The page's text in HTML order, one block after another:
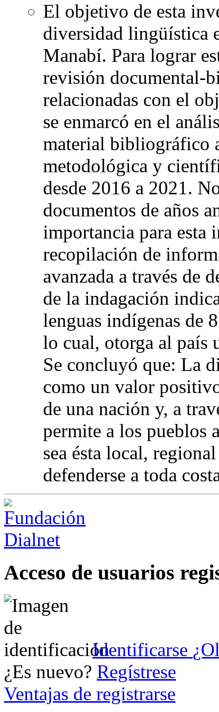
El objetivo de esta
diversidad lingüística
Manabí. Para lograr
revisión documental-
relacionadas con el
se enmarcó en el
material bibliográfico
metodológica y
desde 2016 a 2021.
documentos de años
importancia para esta
recopilación de
avanzada a través de
de la indagación
lenguas indígenas de
lo cual, otorga al país
Se concluyó que: La
como un valor
de una nación y, a
permite a los pueblos
sea ésta local,
defenderse a toda
Acceso de usuarios
Identificarse
¿Es nuevo? Regístrese
Ventajas de registrarse